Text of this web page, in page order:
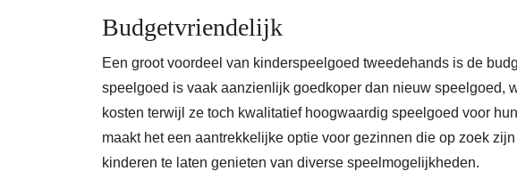
Budgetvriendelijk
Een groot voordeel van kinderspeelgoed tweedehands is de
speelgoed is vaak aanzienlijk goedkoper dan nieuw speelgoed,
kosten terwijl ze toch kwalitatief hoogwaardig speelgoed voor
maakt het een aantrekkelijke optie voor gezinnen die op zoek
kinderen te laten genieten van diverse speelmogelijkheden.